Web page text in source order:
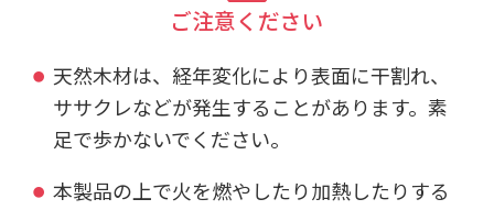
ご注意ください
天然木材は、経年変化により表面に干割れ、
ササクレなどが発生することがあります。素
足で歩かないでください。
本製品の上で火を燃やしたり加熱したりする